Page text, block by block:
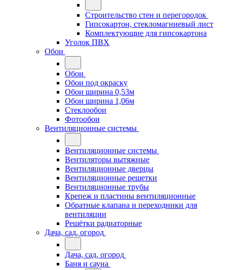
Строительство стен и перегородок
Гипсокартон, стекломагниевый лист
Комплектующие для гипсокартона
Уголок ПВХ
Обои
Обои
Обои под окраску
Обои ширина 0,53м
Обои ширина 1,06м
Стеклообои
Фотообои
Вентиляционные системы
Вентиляционные системы
Вентиляторы вытяжные
Вентиляционные дверцы
Вентиляционные решетки
Вентиляционные трубы
Крепеж и пластины вентиляционные
Обратные клапана и переходники для
вентиляции
Решётки радиаторные
Дача, сад, огород
Дача, сад, огород
Баня и сауна